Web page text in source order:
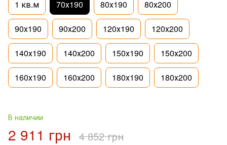
1 кв.м 70х190 80х190 80х200
90х190 90х200 120х190 120х200
140х190 140х200 150х190 150х200
160х190 160х200 180х190 180х200
В наличии
2 911 грн 4 852 грн